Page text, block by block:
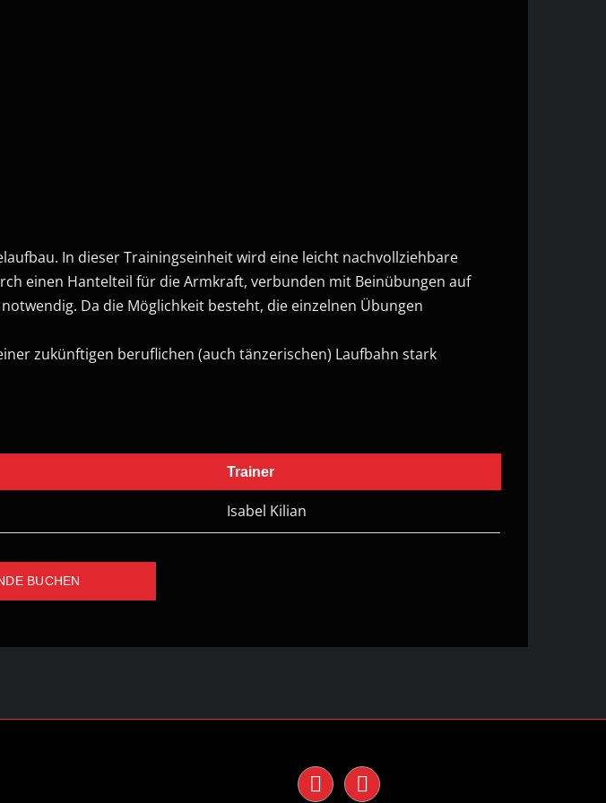
In dieser Trainingseinheit wird eine leicht nachvollziehbare
einen Hantelteil für die Armkraft, verbunden mit Beinübungen auf
Da die Möglichkeit besteht, die einzelnen Übungen
zukünftigen beruflichen (auch tänzerischen) Laufbahn stark
Trainer
Isabel Kilian
BUCHEN